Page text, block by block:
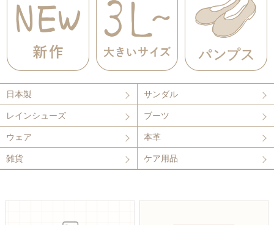
日本製 サンダル
レインシューズ ブーツ
ウェア 本革
雑貨 ケア用品